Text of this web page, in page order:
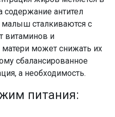
содержание антител
сталкиваются с
витаминов и
может снижать их
сбалансированное
а необходимость.
питания: